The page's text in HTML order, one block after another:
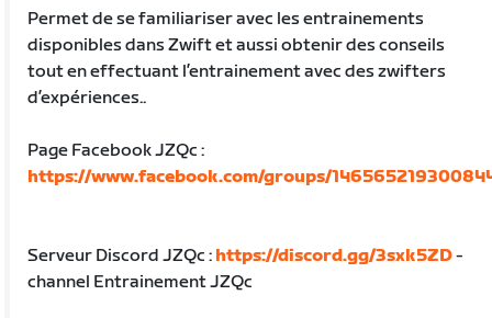
Permet de se familiariser avec les entrainements
disponibles dans Zwift et aussi obtenir des conseils
tout en effectuant l’entrainement avec des zwifters
d’expériences..
Page Facebook JZQc :
https://www.facebook.com/groups/
Serveur Discord JZQc : https://discord.gg/3sxk5ZD-
channel Entrainement JZQc